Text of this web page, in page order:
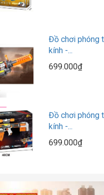
Đồ chơi phóng
kính -...
699.000₫
Đồ chơi phóng
kính -...
699.000₫